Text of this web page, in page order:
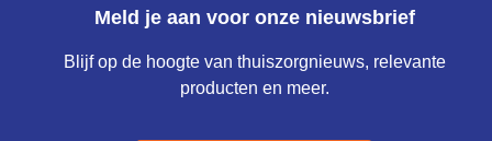
Meld je aan voor onze nieuwsbrief
Blijf op de hoogte van thuiszorgnieuws, relevante
producten en meer.